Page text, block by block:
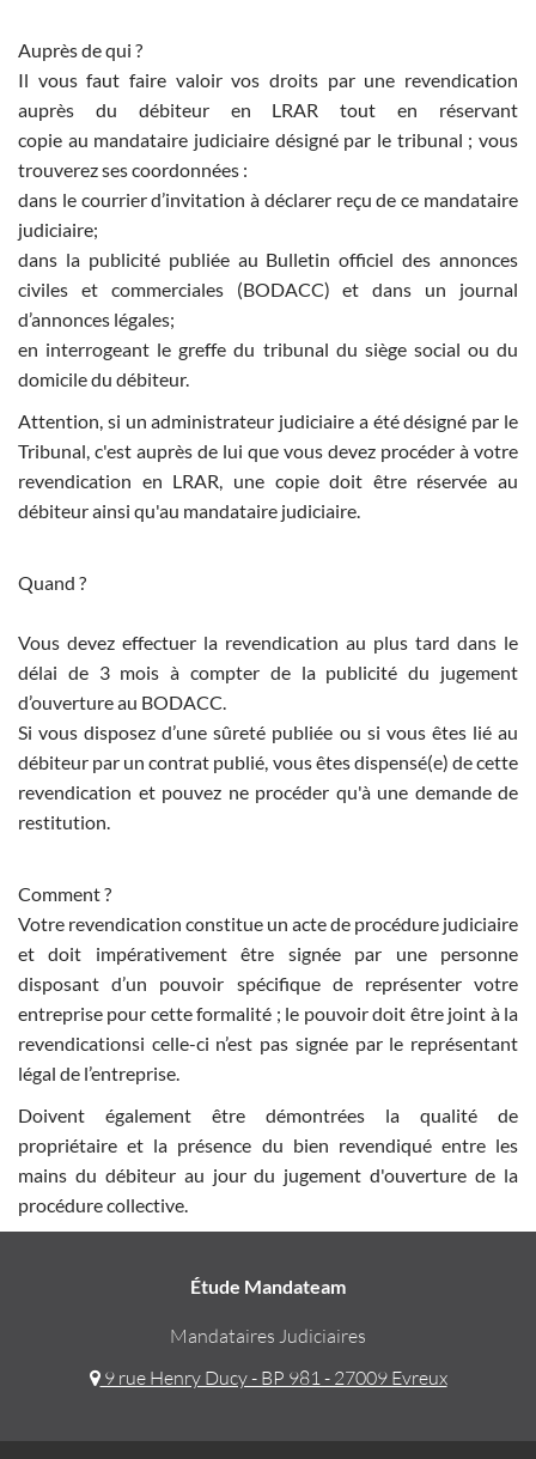
Auprès de qui ?
Il vous faut faire valoir vos droits par une revendication
auprès du débiteur en LRAR tout en réservant
copie au mandataire judiciaire désigné par le tribunal ; vous
trouverez ses coordonnées :
dans le courrier d’invitation à déclarer reçu de ce mandataire
judiciaire;
dans la publicité publiée au Bulletin officiel des annonces
civiles et commerciales (BODACC) et dans un journal
d’annonces légales;
en interrogeant le greffe du tribunal du siège social ou du
domicile du débiteur.
Attention, si un administrateur judiciaire a été désigné par le
Tribunal, c'est auprès de lui que vous devez procéder à votre
revendication en LRAR, une copie doit être réservée au
débiteur ainsi qu'au mandataire judiciaire.
Quand ?
Vous devez effectuer la revendication au plus tard dans le
délai de 3 mois à compter de la publicité du jugement
d’ouverture au BODACC.
Si vous disposez d’une sûreté publiée ou si vous êtes lié au
débiteur par un contrat publié, vous êtes dispensé(e) de cette
revendication et pouvez ne procéder qu'à une demande de
restitution.
Comment ?
Votre revendication constitue un acte de procédure judiciaire
et doit impérativement être signée par une personne
disposant d’un pouvoir spécifique de représenter votre
entreprise pour cette formalité ; le pouvoir doit être joint à la
revendicationsi celle-ci n’est pas signée par le représentant
légal de l’entreprise.
Doivent également être démontrées la qualité de
propriétaire et la présence du bien revendiqué entre les
mains du débiteur au jour du jugement d'ouverture de la
procédure collective.
Étude Mandateam
Mandataires Judiciaires
9 rue Henry Ducy - BP 981 - 27009 Evreux